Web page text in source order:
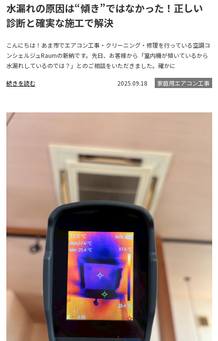
水漏れの原因は“傾き”ではなかった！正しい
診断と確実な施工で解決
こんにちは！あま市でエアコン工事・クリーニング・修理を行っている空調コ
ンシェルジュRaumの新納です。先日、お客様から「室内機が傾いているから
水漏れしているのでは？」とのご相談をいただきました。確かに
続きを読む 2025.09.18 家庭用エアコン工事